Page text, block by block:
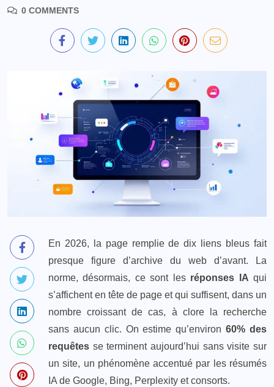
0 COMMENTS
En 2026, la page remplie de dix liens bleus fait
presque figure d’archive du web d’avant. La
norme, désormais, ce sont les réponses IA qui
s’affichent en tête de page et qui suffisent, dans un
nombre croissant de cas, à clore la recherche
sans aucun clic. On estime qu’environ60% des
requêtes se terminent aujourd’hui sans visite sur
un site, un phénomène accentué par les résumés
IA de Google, Bing, Perplexity et consorts.